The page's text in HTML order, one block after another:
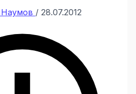
/ 28.07.2012